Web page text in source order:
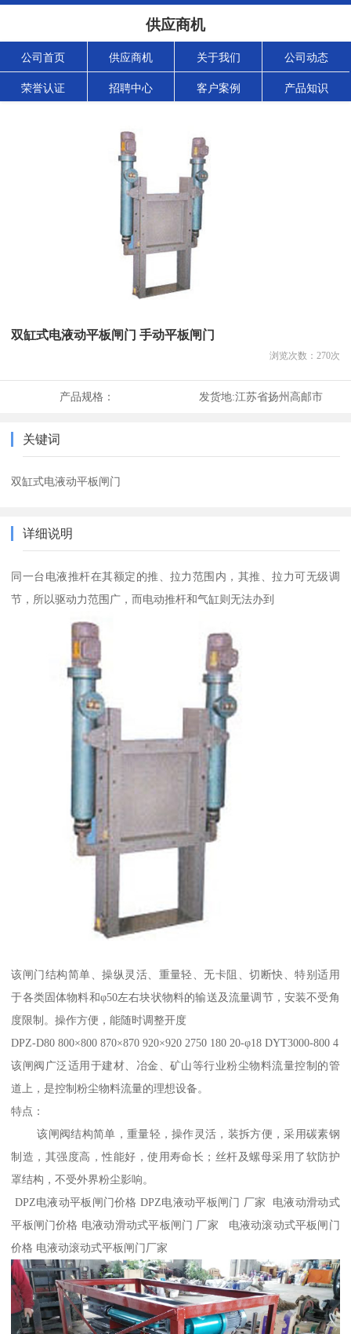
供应商机
公司首页 供应商机 关于我们 公司动态
荣誉认证 招聘中心 客户案例 产品知识
双缸式电液动平板闸门 手动平板闸门
浏览次数： 270次
产品规格： 发货地:江苏省扬州高邮市
关键词
双缸式电液动平板闸门
详细说明
同一台电液推杆在其额定的推、拉力范围内，其推、拉力可无级调
节，所以驱动力范围广，而电动推杆和气缸则无法办到
该闸门结构简单、操纵灵活、重量轻、无卡阻、切断快、特别适用
于各类固体物料和φ50左右块状物料的输送及流量调节，安装不受角
度限制。操作方便，能随时调整开度
DPZ-D80 800×800 870×870 920×920 2750 180 20-φ18 DYT3000-800 4
该闸阀广泛适用于建材、冶金、矿山等行业粉尘物料流量控制的管
道上，是控制粉尘物料流量的理想设备。
特点：
该闸阀结构简单，重量轻，操作灵活，装拆方便，采用碳素钢
制造，其强度高，性能好，使用寿命长；丝杆及螺母采用了软防护
罩结构，不受外界粉尘影响。
DPZ电液动平板闸门价格 DPZ电液动平板闸门 厂家 电液动滑动式
平板闸门价格 电液动滑动式平板闸门 厂家 电液动滚动式平板闸门
价格 电液动滚动式平板闸门厂家